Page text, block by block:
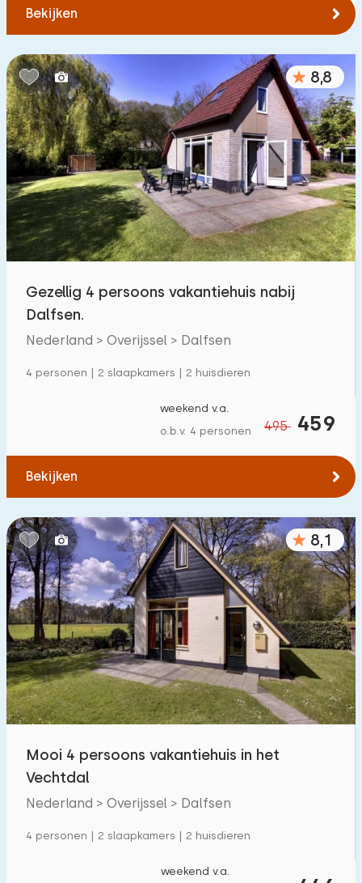
Bekijken
8,8
Gezellig 4 persoons vakantiehuis nabij
Dalfsen.
Nederland > Overijssel > Dalfsen
4 personen | 2 slaapkamers | 2 huisdieren
495 459
weekend v.a.
o.b.v. 4 personen
Bekijken
8,1
Mooi 4 persoons vakantiehuis in het
Vechtdal
Nederland > Overijssel > Dalfsen
4 personen | 2 slaapkamers | 2 huisdieren
weekend v.a.